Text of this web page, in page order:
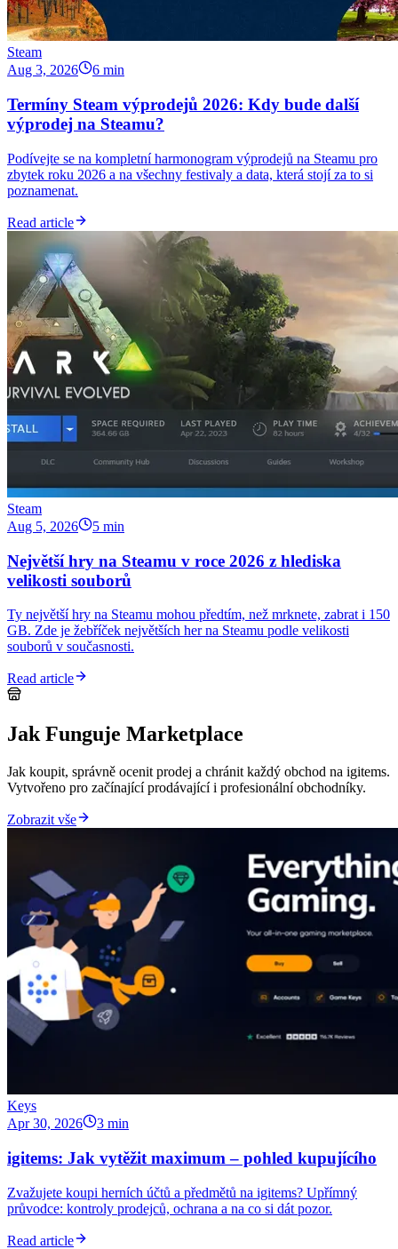
Steam
Aug 3, 2026
6 min
Termíny Steam výprodejů 2026: Kdy bude další
výprodej na Steamu?
Podívejte se na kompletní harmonogram výprodejů na Steamu pro
zbytek roku 2026 a na všechny festivaly a data, která stojí za to si
poznamenat.
Read article
Steam
Aug 5, 2026
5 min
Největší hry na Steamu v roce 2026 z hlediska
velikosti souborů
Ty největší hry na Steamu mohou předtím, než mrknete, zabrat i 150
GB. Zde je žebříček největších her na Steamu podle velikosti
souborů v současnosti.
Read article
Jak Funguje Marketplace
Jak koupit, správně ocenit prodej a chránit každý obchod na igitems.
Vytvořeno pro začínající prodávající i profesionální obchodníky.
Zobrazit vše
Keys
Apr 30, 2026
3 min
igitems: Jak vytěžit maximum – pohled kupujícího
Zvažujete koupi herních účtů a předmětů na igitems? Upřímný
průvodce: kontroly prodejců, ochrana a na co si dát pozor.
Read article